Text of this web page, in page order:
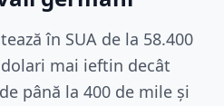
în SUA de la 58.400
mai ieftin decât
până la 400 de mile și